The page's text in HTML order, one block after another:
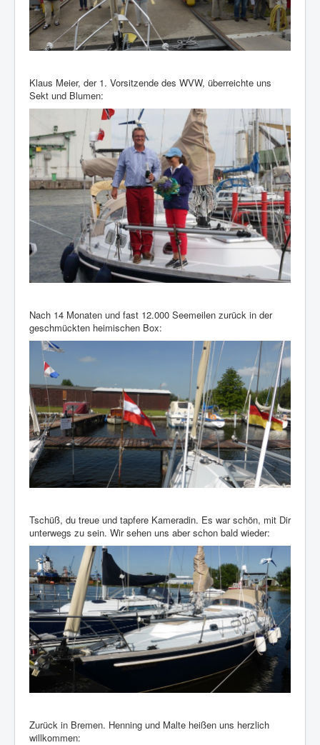
Klaus Meier, der 1. Vorsitzende des WVW, überreichte uns
Sekt und Blumen:
Nach 14 Monaten und fast 12.000 Seemeilen zurück in der
geschmückten heimischen Box:
Tschüß, du treue und tapfere Kameradin. Es war schön, mit Dir
unterwegs zu sein. Wir sehen uns aber schon bald wieder:
Zurück in Bremen. Henning und Malte heißen uns herzlich
willkommen: